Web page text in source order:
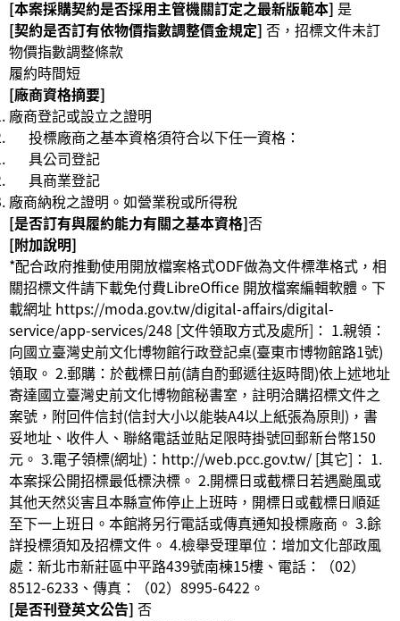
[本案採購契約是否採用主管機關訂定之最新版範本] 是
[契約是否訂有依物價指數調整價金規定] 否，招標文件未訂
物價指數調整條款
履約時間短
[廠商資格摘要]
廠商登記或設立之證明
投標廠商之基本資格須符合以下任一資格：
具公司登記
具商業登記
廠商納稅之證明。如營業稅或所得稅
[是否訂有與履約能力有關之基本資格]否
[附加說明]
*配合政府推動使用開放檔案格式ODF做為文件標準格式，相
關招標文件請下載免付費LibreOffice 開放檔案編輯軟體。下
載網址 https://moda.gov.tw/digital-affairs/digital-
service/app-services/248 [文件領取方式及處所]： 1.親領：
向國立臺灣史前文化博物館行政登記桌(臺東市博物館路1號)
領取。 2.郵購：於截標日前(請自酌郵遞往返時間)依上述地址
寄達國立臺灣史前文化博物館秘書室，註明洽購招標文件之
案號，附回件信封(信封大小以能裝A4以上紙張為原則)，書
妥地址、收件人、聯絡電話並貼足限時掛號回郵新台幣150
元。 3.電子領標(網址)：http://web.pcc.gov.tw/ [其它]： 1.
本案採公開招標最低標決標。 2.開標日或截標日若遇颱風或
其他天然災害且本縣宣佈停止上班時，開標日或截標日順延
至下一上班日。本館將另行電話或傳真通知投標廠商。 3.餘
詳投標須知及招標文件。 4.檢舉受理單位：增加文化部政風
處：新北市新莊區中平路439號南棟15樓、電話：（02）
8512-6233、傳真：（02）8995-6422。
[是否刊登英文公告] 否